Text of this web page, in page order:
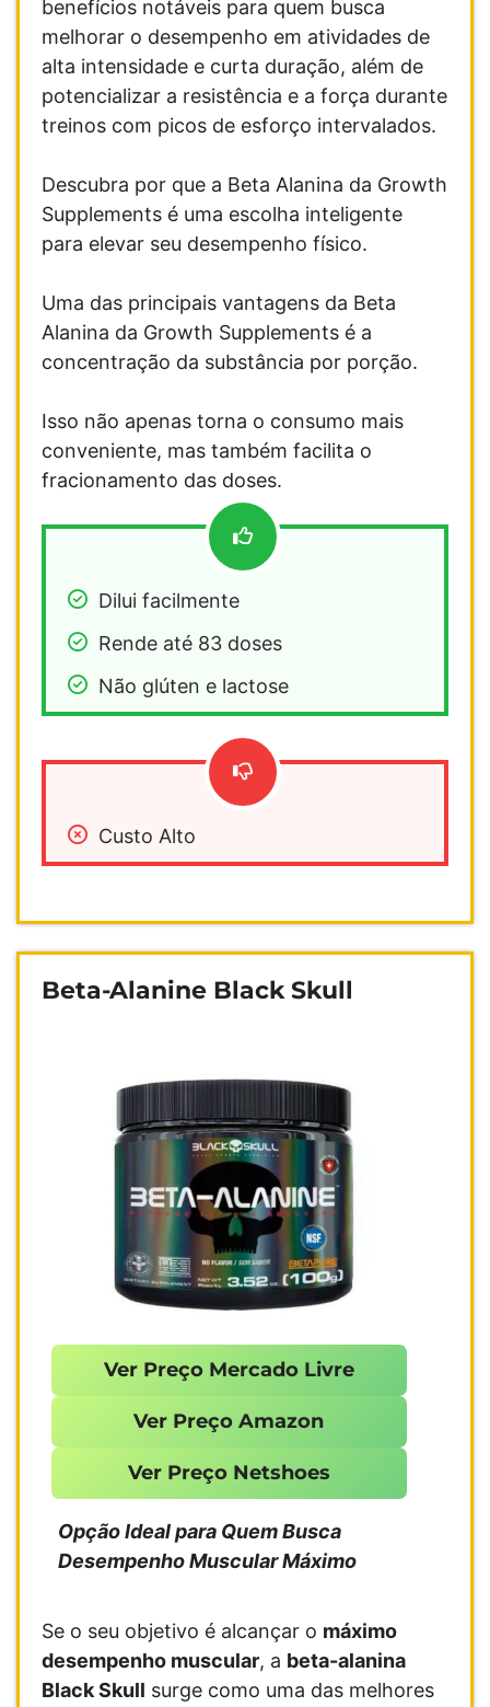
benefícios notáveis ​​para quem busca
melhorar o desempenho em atividades de
alta intensidade e curta duração, além de
potencializar a resistência e a força durante
treinos com picos de esforço intervalados.
Descubra por que a Beta Alanina da Growth
Supplements é uma escolha inteligente
para elevar seu desempenho físico.
Uma das principais vantagens da Beta
Alanina da Growth Supplements é a
concentração da substância por porção.
Isso não apenas torna o consumo mais
conveniente, mas também facilita o
fracionamento das doses.
Dilui facilmente
Rende até 83 doses
Não glúten e lactose
Custo Alto
Beta-Alanine Black Skull
Ver Preço Mercado Livre
Ver Preço Amazon
Ver Preço Netshoes
Opção Ideal para Quem Busca
Desempenho Muscular Máximo
Se o seu objetivo é alcançar o máximo
desempenho muscular, a beta-alanina
Black Skull surge como uma das melhores